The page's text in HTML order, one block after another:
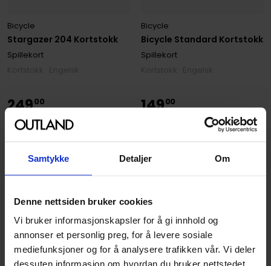
Samtykke Detaljer Om
Denne nettsiden bruker cookies
Vi bruker informasjonskapsler for å gi innhold og
annonser et personlig preg, for å levere sosiale
mediefunksjoner og for å analysere trafikken vår. Vi deler
dessuten informasjon om hvordan du bruker nettstedet
Stargazer 204 Kortstokk
Bicycle
Spillekort
Bicycle Standard Kortstokk
Bicycle
Spillekort
24900
224,10 Medlem
14900